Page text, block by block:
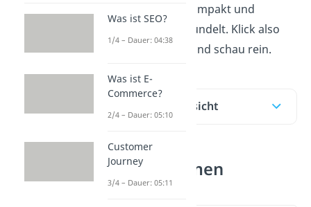
Informationen kompakt und
verständlich gebündelt. Klick also
einfach auf Play und schau rein.
Inhaltsübersicht
Marktvolumen
Definition
Was ist SEO?
1/4 – Dauer: 04:38
Was ist E-
Commerce?
2/4 – Dauer: 05:10
Customer
Journey
3/4 – Dauer: 05:11